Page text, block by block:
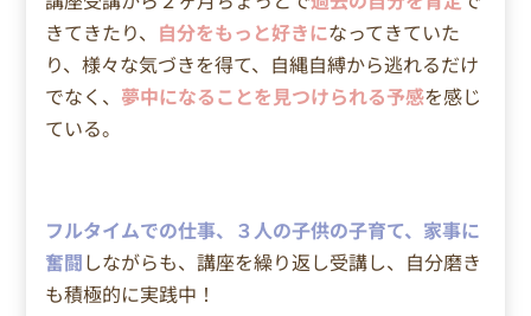
きてきたり、 自分をもっと好きになってきていた
り、様々な気づきを得て、自縄自縛から逃れるだけ
でなく、 夢中になることを見つけられる予感を感じ
ている。
フルタイムでの仕事、３人の子供の子育て、家事に
奮闘しながらも、講座を繰り返し受講し、自分磨き
も積極的に実践中！